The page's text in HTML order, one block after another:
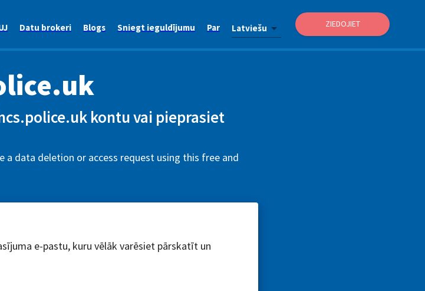
Datu brokeri Blogs Sniegt ieguldījumu Par Latviešu ZIEDOJIET
kontu vai pieprasiet
a data deletion or access request using this free and
e-pastu, kuru vēlāk varēsiet pārskatīt un